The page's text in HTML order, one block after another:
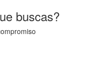
buscas?